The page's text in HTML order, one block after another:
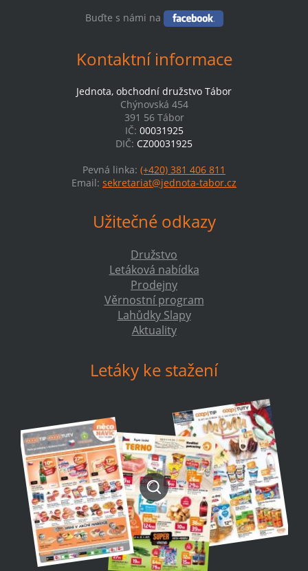
Buďte s námi na
Kontaktní informace
Jednota, obchodní družstvo Tábor
Chýnovská 454
391 56 Tábor
IČ: 00031925
DIČ: CZ00031925
Pevná linka: (+420) 381 406 811
Email: sekretariat@jednota-tabor.cz
Užitečné odkazy
Družstvo
Letáková nabídka
Prodejny
Věrnostní program
Lahůdky Slapy
Aktuality
Letáky ke stažení